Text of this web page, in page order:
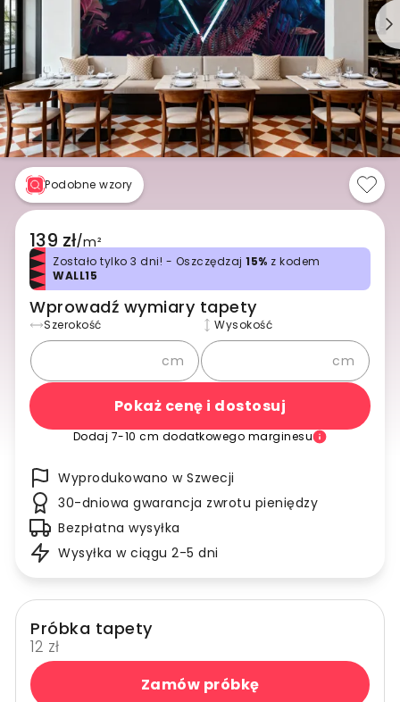
Podobne wzory
139 zł/m²
Zostało tylko 3 dni! - Oszczędzaj 15% z kodem
WALL15
Wprowadź wymiary tapety
Szerokość
cm
Wysokość
cm
Pokaż cenę i dostosuj
Dodaj 7-10 cm dodatkowego marginesu
Wyprodukowano w Szwecji
30-dniowa gwarancja zwrotu pieniędzy
Bezpłatna wysyłka
Wysyłka w ciągu 2-5 dni
Próbka tapety
12 zł
Zamów próbkę